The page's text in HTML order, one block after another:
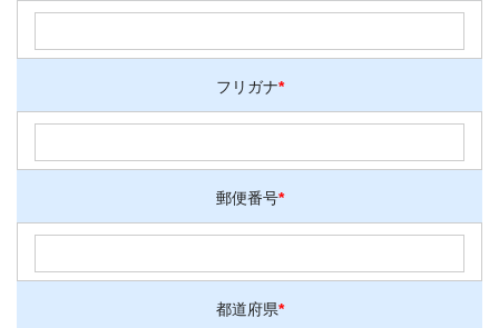
フリガナ*
郵便番号*
都道府県*